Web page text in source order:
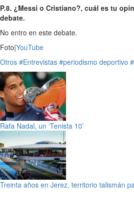
P.8. ¿Messi o Cristiano?, cuál es tu
debate.
No entro en este debate.
Foto|YouTube
Otros #Entrevistas #periodismo deportivo
Rafa Nadal, un ‘Tenista 10’
Treinta años en Jerez, territorio talismán